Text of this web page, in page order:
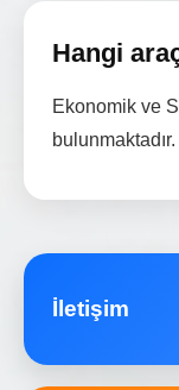
Hangi
Ekonomik ve
bulunmaktadır.
İletişim